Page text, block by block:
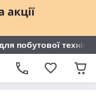
побутової техніки